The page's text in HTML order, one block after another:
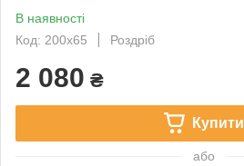
В наявності
Код: 200x65
Роздріб
2 080 ₴
Купити
або